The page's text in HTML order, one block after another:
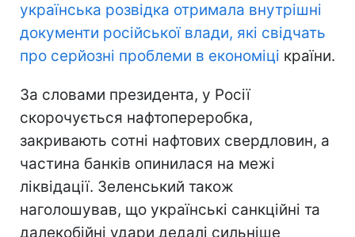
українська розвідка отримала внутрішні
документи російської влади, які свідчать
про серйозні проблеми в економіці країни.
За словами президента, у Росії
скорочується нафтопереробка,
закривають сотні нафтових свердловин, а
частина банків опинилася на межі
ліквідації. Зеленський також
наголошував, що українські санкційні та
далекобійні удари дедалі сильніше